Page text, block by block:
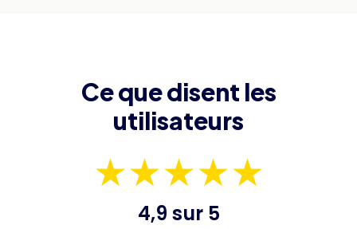
Ce que disent les
utilisateurs
★★★★★
4,9 sur 5